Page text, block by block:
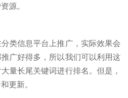
源。
类信息平台上推广，实际效果会
广好得多，所以我们可以利用这
量长尾关键词进行排名。但是，
更新。